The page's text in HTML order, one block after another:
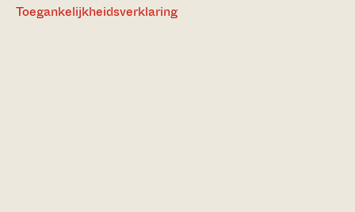
Toegankelijkheidsverklaring